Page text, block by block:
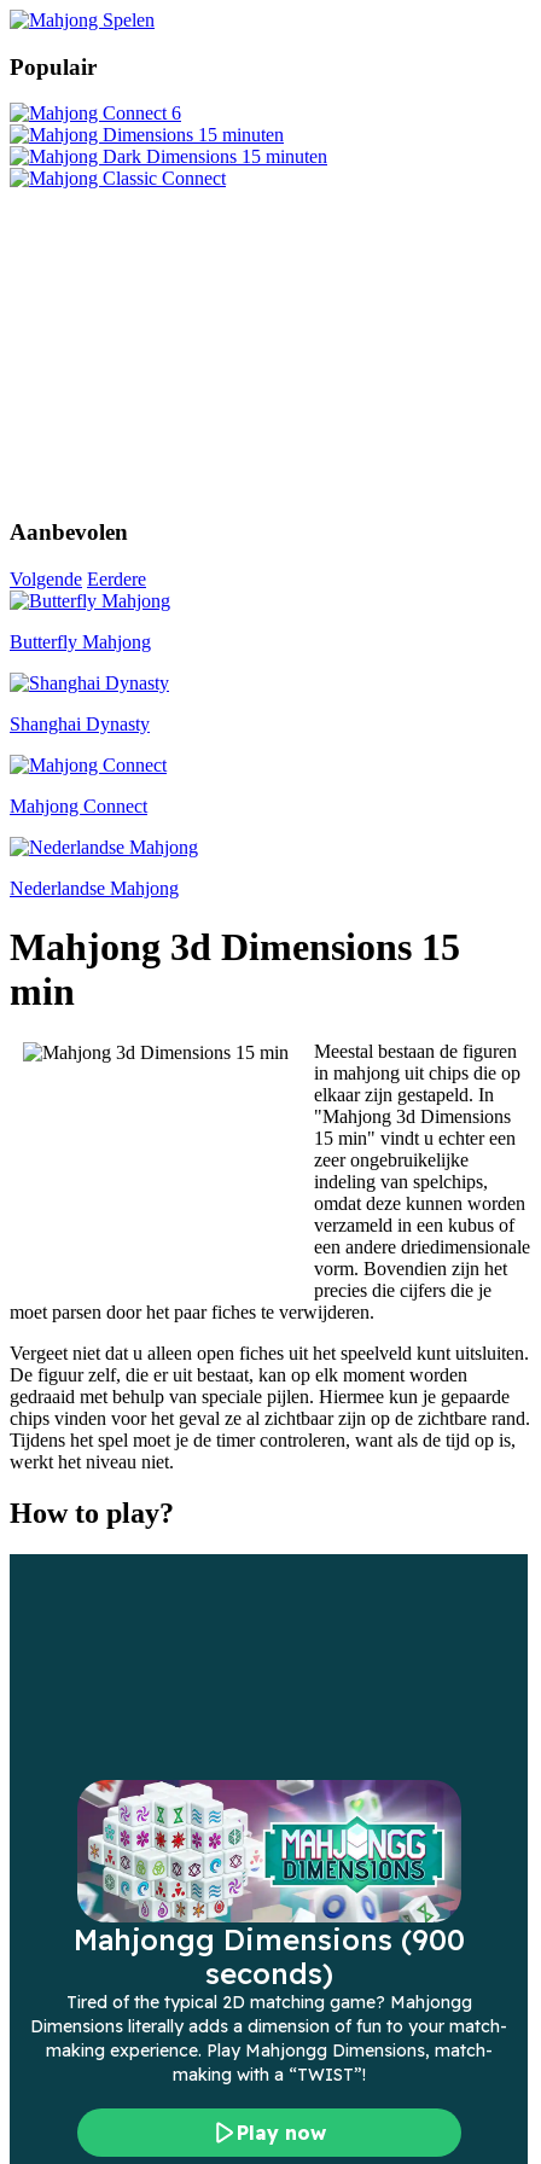
Populair
Aanbevolen
Volgende Eerdere
Butterfly Mahjong
Shanghai Dynasty
Mahjong Connect
Nederlandse Mahjong
Mahjong 3d Dimensions 15
min
Meestal bestaan de figuren
in mahjong uit chips die op
elkaar zijn gestapeld. In
"Mahjong 3d Dimensions
15 min" vindt u echter een
zeer ongebruikelijke
indeling van spelchips,
omdat deze kunnen worden
verzameld in een kubus of
een andere driedimensionale
vorm. Bovendien zijn het
precies die cijfers die je
moet parsen door het paar fiches te verwijderen.
Vergeet niet dat u alleen open fiches uit het speelveld kunt uitsluiten.
De figuur zelf, die er uit bestaat, kan op elk moment worden
gedraaid met behulp van speciale pijlen. Hiermee kun je gepaarde
chips vinden voor het geval ze al zichtbaar zijn op de zichtbare rand.
Tijdens het spel moet je de timer controleren, want als de tijd op is,
werkt het niveau niet.
How to play?